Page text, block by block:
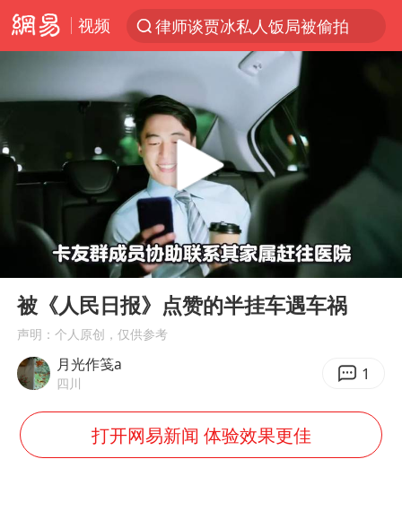
视频
律师谈贾冰私人饭局被偷拍
克雷桑回应绝杀津门虎
人形机器人第一股
江苏昆山升级发布暴雨红警
多地银行上调存款利率
上海地铁4条线路全线停运
4.2平卫生间补漏注胶花1.55万
白海豚路径图
宇树申购 中一签有望赚20万元
Play
00:00 00:54
被《人民日报》点赞的半挂车遇车祸
声明：个人原创，仅供参考
月光作笺a
四川 1
打开网易新闻 体验效果更佳